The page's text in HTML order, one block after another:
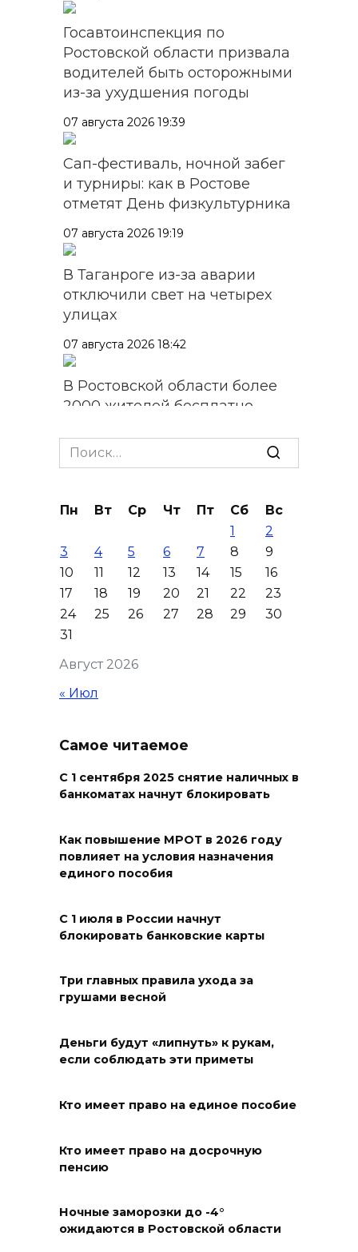
Госавтоинспекция по
Ростовской области призвала
водителей быть осторожными
из-за ухудшения погоды
07 августа 2026 19:39
Сап-фестиваль, ночной забег
и турниры: как в Ростове
отметят День физкультурника
07 августа 2026 19:19
В Таганроге из-за аварии
отключили свет на четырех
улицах
07 августа 2026 18:42
В Ростовской области более
2000 жителей бесплатно
07 августа 2026 18:38
тысяч детей: в Ростовской
области продолжается
оздоровительная кампания
07 августа 2026 18:30
Судьба аварийного особняка
07 августа 2026 18:25
Меры поддержки после ЧС
На Дону обсудили
взаимодействие участников
период ЕДГ-2026
В Ростове доходный дом
специалисты
объяснил, почему
ростовчанам тяжело
07 августа 2026 16:30
Search
for:
Август 2026
Пн Вт Ср Чт Пт Сб
Вс
1
2
3
4 5 6 7 8
9
10
11 12 13 14 15
16
17
18 19 20 21 22
23
24
25 26 27 28 29
30
31
« Июл
Самое читаемое
С 1 сентября 2025 снятие наличных в
банкоматах начнут блокировать
Как повышение МРОТ в 2026 году
повлияет на условия назначения
единого пособия
С 1 июля в России начнут
блокировать банковские карты
Три главных правила ухода за
грушами весной
Деньги будут «липнуть» к рукам,
если соблюдать эти приметы
Кто имеет право на единое пособие
Кто имеет право на досрочную
пенсию
Ночные заморозки до -4°
ожидаются в Ростовской области